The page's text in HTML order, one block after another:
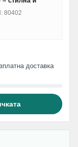
80402
доставка